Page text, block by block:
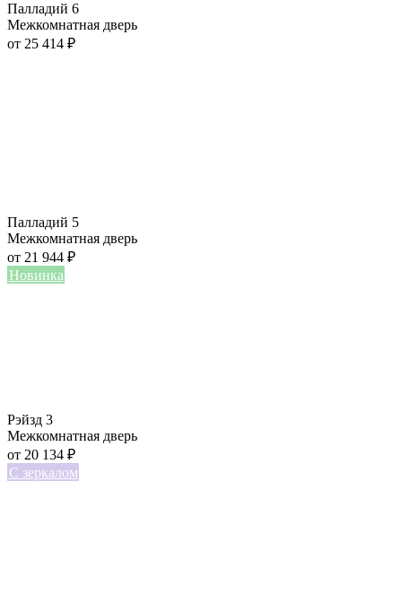
Палладий 6
Межкомнатная дверь
от 25 414 ₽
Палладий 5
Межкомнатная дверь
от 21 944 ₽
Новинка
Рэйзд 3
Межкомнатная дверь
от 20 134 ₽
С зеркалом